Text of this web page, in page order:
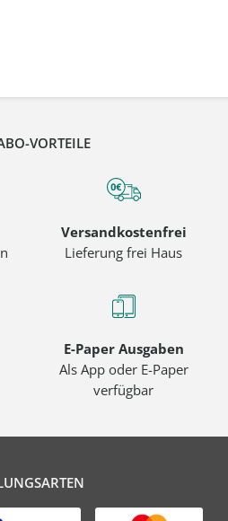
VORTEILE
Versandkostenfrei
Lieferung frei Haus
E-Paper Ausgaben
Als App oder E-Paper
verfügbar